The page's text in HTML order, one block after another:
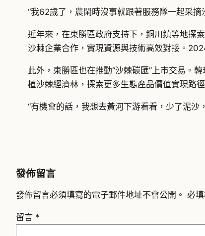
“我62歲了，農閑時沒事就跟著服務隊一起采
近年來，在東勝區政府支持下，銅川鎮等地探
沙棘企業合作，實現資源與技術高效對接。
此外，東勝區也在推動“沙棘碳匯”上市交易。
植沙棘經濟林，探索更多生態產品價值實現路
“有機會的話，我想去黃河下游看看，少了泥沙
發佈留言
發佈留言必須填寫的電子郵件地址不會公開。 必
留言 *